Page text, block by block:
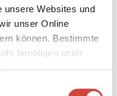
unsere Websites und
unser Online
können. Bestimmte
benötigen unter
von